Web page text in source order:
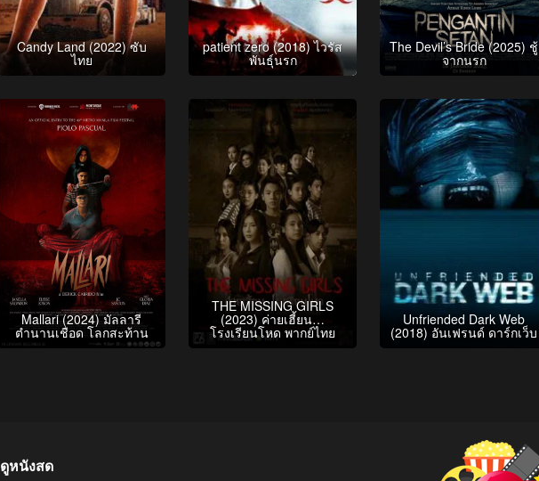
Candy Land (2022) ซับ
ไทย
patient zero (2018) ไวรัส
พันธุ์นรก
The Devil’s Bride (2025) ชู้
จากนรก
Mallari (2024) มัลลารี
ตำนานเชือด โลกสะท้าน
THE MISSING GIRLS
(2023) ค่ายเฮี้ยน…
โรงเรียนโหด พากย์ไทย
Unfriended Dark Web
(2018) อันเฟรนด์ ดาร์กเว็บ
ดูหนังสด